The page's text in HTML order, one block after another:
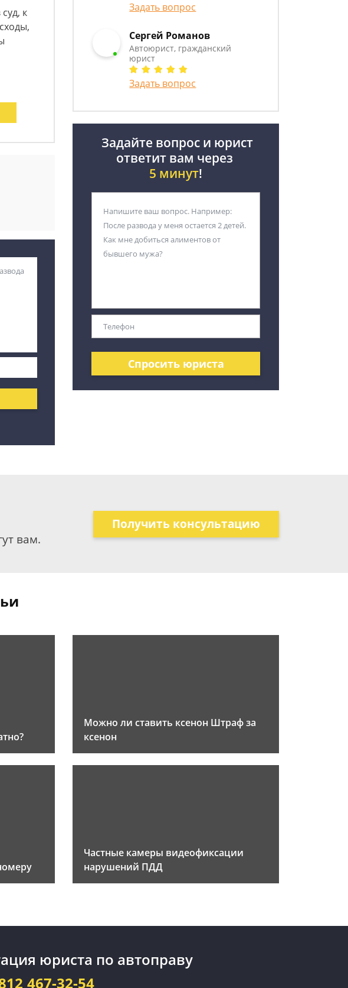
к
Задать вопрос
Сергей Романов
Автоюрист, гражданский
юрист
Задать вопрос
Задайте вопрос и юрист
ответит вам через
5 минут!
Спросить юриста
вам.
Получить консультацию
Можно ли ставить ксенон Штраф за
ксенон
Частные камеры видеофиксации
нарушений ПДД
юриста по автоправу
467-32-54